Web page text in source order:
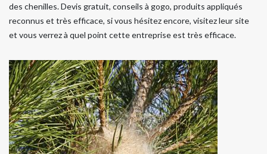
des chenilles. Devis gratuit, conseils à gogo, produits appliqués
reconnus et très efficace, si vous hésitez encore, visitez leur site
et vous verrez à quel point cette entreprise est très efficace.